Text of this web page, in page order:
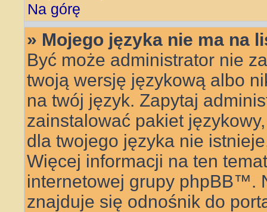
Na górę
» Mojego języka nie ma na
Być może administrator nie
twoją wersję językową albo
na twój język. Zapytaj
zainstalować pakiet
dla twojego języka nie
Więcej informacji na ten
internetowej grupy phpBB™.
znajduje się odnośnik do